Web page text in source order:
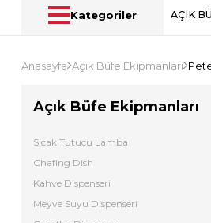
Kategoriler AÇIK
Anasayfa Açık Büfe Ekipmanları
Açık Büfe Ekipmanları
Sıcak Tutucu Lamba
Chafing Dish
Kahve Dispenseri
Meyve Suyu Dispenseri